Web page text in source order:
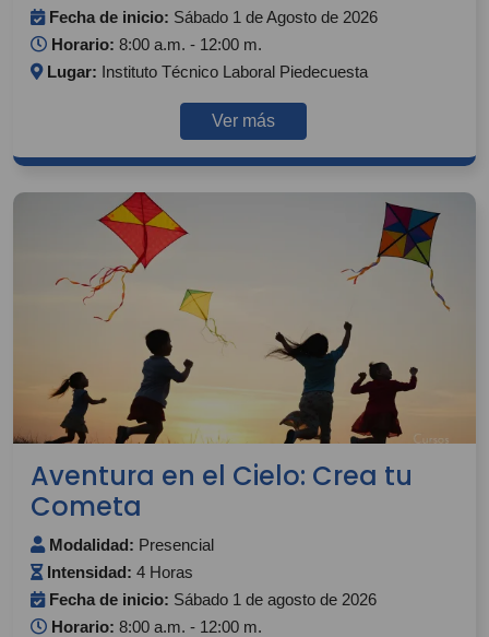
Fecha de inicio: Sábado 1 de Agosto de 2026
Horario: 8:00 a.m. - 12:00 m.
Lugar: Instituto Técnico Laboral Piedecuesta
Ver más
Aventura en el Cielo: Crea tu
Cometa
Modalidad: Presencial
Intensidad: 4 Horas
Fecha de inicio: Sábado 1 de agosto de 2026
Horario: 8:00 a.m. - 12:00 m.